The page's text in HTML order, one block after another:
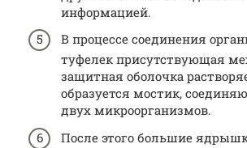
информацией.
В процессе соединения
туфелек присутствующая
защитная оболочка
образуется мостик,
двух микроорганизмов.
После этого большие